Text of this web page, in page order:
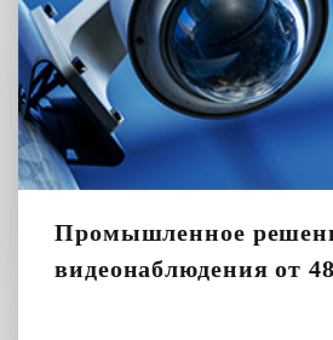
Промышленное
видеонаблюдения от